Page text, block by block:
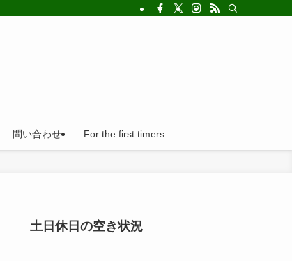
利厚生利用にとても便利。
問い合わせ For the first timers
土日休日の空き状況